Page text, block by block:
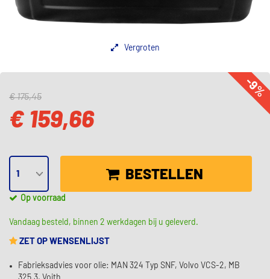
Vergroten
-9%
€ 175,45
€ 159,66
BESTELLEN
Op voorraad
Vandaag besteld, binnen 2 werkdagen bij u geleverd.
ZET OP WENSENLIJST
Fabrieksadvies voor olie: MAN 324 Typ SNF, Volvo VCS-2, MB